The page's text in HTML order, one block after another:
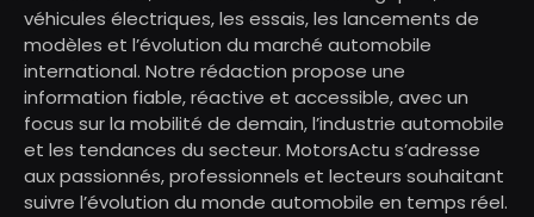
véhicules électriques, les essais, les lancements de
modèles et l’évolution du marché automobile
international. Notre rédaction propose une
information fiable, réactive et accessible, avec un
focus sur la mobilité de demain, l’industrie automobile
et les tendances du secteur. MotorsActu s’adresse
aux passionnés, professionnels et lecteurs souhaitant
suivre l’évolution du monde automobile en temps réel.